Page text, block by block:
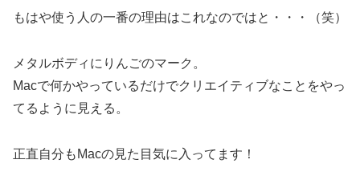
もはや使う人の一番の理由はこれなのではと・・・（笑）
メタルボディにりんごのマーク。
Macで何かやっているだけでクリエイティブなことをやっ
てるように見える。
正直自分もMacの見た目気に入ってます！